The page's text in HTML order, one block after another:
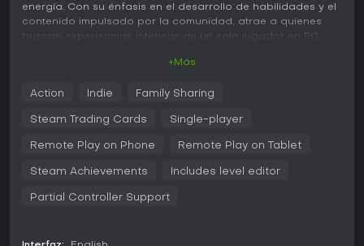
energía. Con su énfasis en el desarrollo de habilidades y el
contenido impulsado por la comunidad, atrae a quienes
buscan experiencias intensas de un solo jugador en PC.
controlar una forma que avanza automáticamente, lo que
obliga a cronometrar saltos, vuelos y giros para esquivar
banda sonora única, donde los beats marcan el ritmo de
personalización es clave: desbloquear nuevos iconos y
como cohetes voladores y cambios de gravedad aportan
+Más
Action Indie Family Sharing
Steam Trading Cards Single-player
Remote Play on Phone Remote Play on Tablet
Steam Achievements Includes level editor
Partial Controller Support